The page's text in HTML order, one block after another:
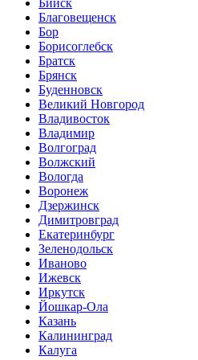
Благовещенск
Бор
Борисоглебск
Братск
Брянск
Буденновск
Великий Новгород
Владивосток
Владимир
Волгоград
Волжский
Вологда
Воронеж
Дзержинск
Димитровград
Екатеринбург
Зеленодольск
Иваново
Ижевск
Иркутск
Йошкар-Ола
Казань
Калининград
Калуга